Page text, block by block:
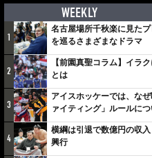
WEEKLY
1
名古屋場所千秋楽に見た
を巡るさまざまなドラマ
2
【前園真聖コラム】イラ
とは
3
アイスホッケーでは、な
ァイティング」ルールにつ
4
横綱は引退で数億円の収
興行